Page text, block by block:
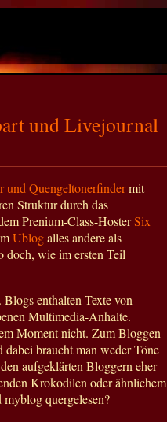
und Livejournal
und Quengeltonerfindermit
Struktur durch das
Prenium-Class-HosterSix
Ublogalles andere als
doch, wie im ersten Teil
enthalten Texte von
Multimedia-Anhalte.
Moment nicht. Zum Bloggen
dabei braucht man weder Töne
aufgeklärten Bloggern eher
Krokodilen oder ähnlichem
quergelesen?